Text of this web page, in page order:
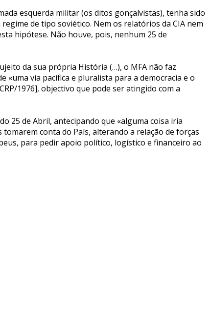
esquerda militar (os ditos gonçalvistas), tenha sido
de tipo soviético. Nem os relatórios da CIA nem
hipótese. Não houve, pois, nenhum 25 de
da sua própria História (…), o MFA não faz
«uma via pacífica e pluralista para a democracia e o
1976], objectivo que pode ser atingido com a
25 de Abril, antecipando que «alguma coisa iria
conta do País, alterando a relação de forças
para pedir apoio político, logístico e financeiro ao